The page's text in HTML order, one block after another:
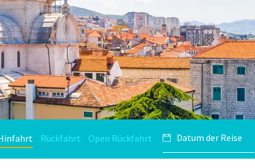
Rückfahrt Open Rückfahrt